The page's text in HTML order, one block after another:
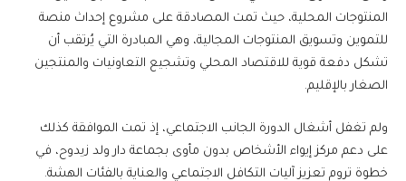
المنتوجات المحلية، حيث تمت المصادقة على مشروع إحداث منصة
للتموين وتسويق المنتوجات المجالية، وهي المبادرة التي يُرتقب أن
تشكل دفعة قوية للاقتصاد المحلي وتشجيع التعاونيات والمنتجين
الصغار بالإقليم.
ولم تغفل أشغال الدورة الجانب الاجتماعي، إذ تمت الموافقة كذلك
على دعم مركز إيواء الأشخاص بدون مأوى بجماعة دار ولد زيدوح، في
خطوة تروم تعزيز آليات التكافل الاجتماعي والعناية بالفئات الهشة.